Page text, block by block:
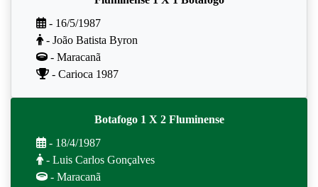
- 16/5/1987
- João Batista Byron
- Maracanã
- Carioca 1987
Botafogo 1 X 2 Fluminense
- 18/4/1987
- Luis Carlos Gonçalves
- Maracanã